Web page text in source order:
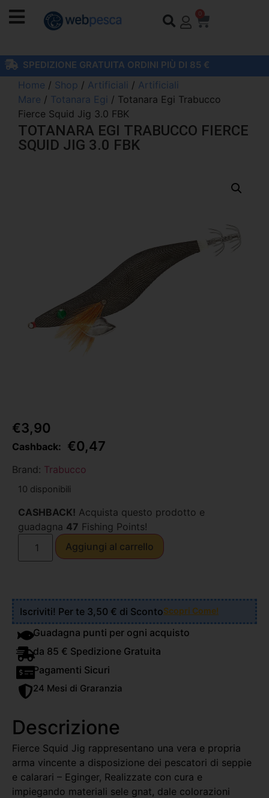
0
SPEDIZIONE GRATUITA ORDINI PIÙ DI 85 €
Home / Shop / Artificiali / Artificiali
Mare / Totanara Egi / Totanara Egi Trabucco
Fierce Squid Jig 3.0 FBK
TOTANARA EGI TRABUCCO FIERCE
SQUID JIG 3.0 FBK
€3,90
Cashback: €0,47
Brand: Trabucco
10 disponibili
CASHBACK! Acquista questo prodotto e
guadagna 47 Fishing Points!
Aggiungi al carrello
Iscriviti! Per te 3,50 € di ScontoScopri Come!
Guadagna punti per ogni acquisto
da 85 € Spedizione Gratuita
Pagamenti Sicuri
24 Mesi di Graranzia
Descrizione
Fierce Squid Jig rappresentano una vera e propria
arma vincente a disposizione dei pescatori di seppie
e calarari – Eginger, Realizzate con cura e
impiegando materiali sele gnat, dale colorazioni